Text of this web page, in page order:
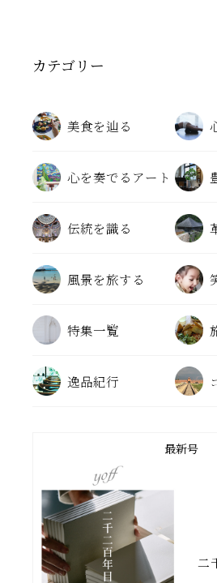
カテゴリー
美食を辿る
心を奏でるアート
伝統を識る
風景を旅する
特集一覧
逸品紀行
最新号
二